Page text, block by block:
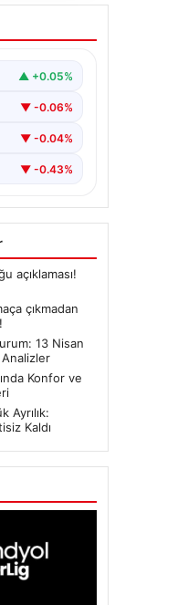
daha
Victor
▲ +0.05%
▼ -0.06%
▼ -0.04%
▼ -0.43%
açıklaması!
çıkmadan
13 Nisan
Konfor ve
Ayrılık:
Kaldı